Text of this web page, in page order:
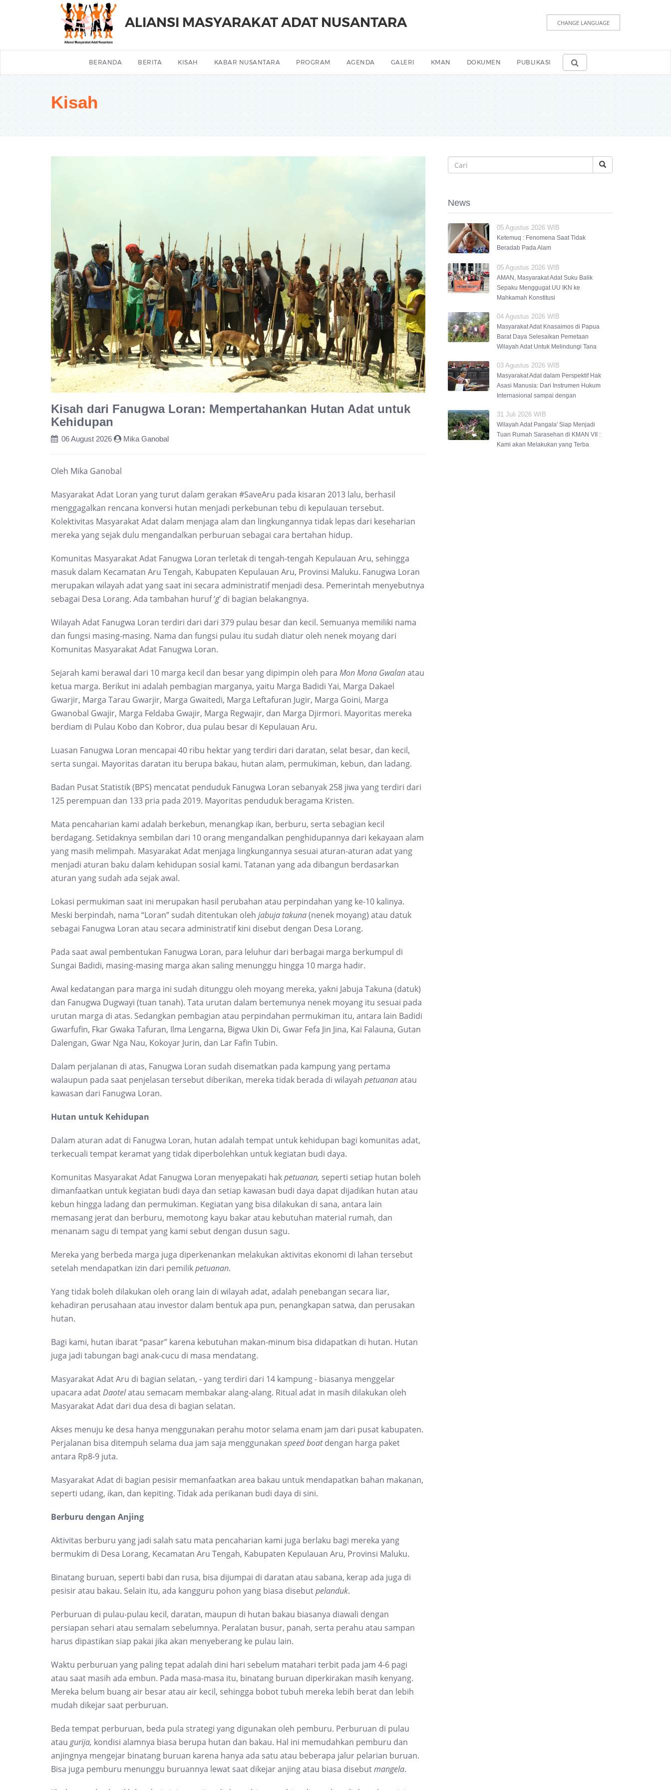
ALIANSI MASYARAKAT ADAT NUSANTARA CHANGE LANGUAGE
BERANDA BERITA KISAH KABAR NUSANTARA PROGRAM AGENDA GALERI KMAN DOKUMEN PUBLIKASI
Kisah
Kisah dari Fanugwa Loran: Mempertahankan Hutan Adat untuk
Kehidupan
06 August 2026 Mika Ganobal
Oleh Mika Ganobal
Masyarakat Adat Loran yang turut dalam gerakan #SaveAru pada kisaran 2013 lalu, berhasil
menggagalkan rencana konversi hutan menjadi perkebunan tebu di kepulauan tersebut.
Kolektivitas Masyarakat Adat dalam menjaga alam dan lingkungannya tidak lepas dari keseharian
mereka yang sejak dulu mengandalkan perburuan sebagai cara bertahan hidup.
Komunitas Masyarakat Adat Fanugwa Loran terletak di tengah-tengah Kepulauan Aru, sehingga
masuk dalam Kecamatan Aru Tengah, Kabupaten Kepulauan Aru, Provinsi Maluku. Fanugwa Loran
merupakan wilayah adat yang saat ini secara administratif menjadi desa. Pemerintah menyebutnya
sebagai Desa Lorang. Ada tambahan huruf ‘g’ di bagian belakangnya.
Wilayah Adat Fanugwa Loran terdiri dari dari 379 pulau besar dan kecil. Semuanya memiliki nama
dan fungsi masing-masing. Nama dan fungsi pulau itu sudah diatur oleh nenek moyang dari
Komunitas Masyarakat Adat Fanugwa Loran.
Sejarah kami berawal dari 10 marga kecil dan besar yang dipimpin oleh para Mon Mona Gwalanatau
ketua marga. Berikut ini adalah pembagian marganya, yaitu Marga Badidi Yai, Marga Dakael
Gwarjir, Marga Tarau Gwarjir, Marga Gwaitedi, Marga Leftafuran Jugir, Marga Goini, Marga
Gwanobal Gwajir, Marga Feldaba Gwajir, Marga Regwajir, dan Marga Djirmori. Mayoritas mereka
berdiam di Pulau Kobo dan Kobror, dua pulau besar di Kepulauan Aru.
Luasan Fanugwa Loran mencapai 40 ribu hektar yang terdiri dari daratan, selat besar, dan kecil,
serta sungai. Mayoritas daratan itu berupa bakau, hutan alam, permukiman, kebun, dan ladang.
Badan Pusat Statistik (BPS) mencatat penduduk Fanugwa Loran sebanyak 258 jiwa yang terdiri dari
125 perempuan dan 133 pria pada 2019. Mayoritas penduduk beragama Kristen.
Mata pencaharian kami adalah berkebun, menangkap ikan, berburu, serta sebagian kecil
berdagang. Setidaknya sembilan dari 10 orang mengandalkan penghidupannya dari kekayaan alam
yang masih melimpah. Masyarakat Adat menjaga lingkungannya sesuai aturan-aturan adat yang
menjadi aturan baku dalam kehidupan sosial kami. Tatanan yang ada dibangun berdasarkan
aturan yang sudah ada sejak awal.
Lokasi permukiman saat ini merupakan hasil perubahan atau perpindahan yang ke-10 kalinya.
Meski berpindah, nama “Loran” sudah ditentukan oleh jabuja takuna(nenek moyang) atau datuk
sebagai Fanugwa Loran atau secara administratif kini disebut dengan Desa Lorang.
Pada saat awal pembentukan Fanugwa Loran, para leluhur dari berbagai marga berkumpul di
Sungai Badidi, masing-masing marga akan saling menunggu hingga 10 marga hadir.
Awal kedatangan para marga ini sudah ditunggu oleh moyang mereka, yakni Jabuja Takuna (datuk)
dan Fanugwa Dugwayi (tuan tanah). Tata urutan dalam bertemunya nenek moyang itu sesuai pada
urutan marga di atas. Sedangkan pembagian atau perpindahan permukiman itu, antara lain Badidi
Gwarfufin, Fkar Gwaka Tafuran, Ilma Lengarna, Bigwa Ukin Di, Gwar Fefa Jin Jina, Kai Falauna, Gutan
Dalengan, Gwar Nga Nau, Kokoyar Jurin, dan Lar Fafin Tubin.
Dalam perjalanan di atas, Fanugwa Loran sudah disematkan pada kampung yang pertama
walaupun pada saat penjelasan tersebut diberikan, mereka tidak berada di wilayah petuananatau
kawasan dari Fanugwa Loran.
Hutan untuk Kehidupan
Dalam aturan adat di Fanugwa Loran, hutan adalah tempat untuk kehidupan bagi komunitas adat,
terkecuali tempat keramat yang tidak diperbolehkan untuk kegiatan budi daya.
Komunitas Masyarakat Adat Fanugwa Loran menyepakati hakpetuanan, seperti setiap hutan boleh
dimanfaatkan untuk kegiatan budi daya dan setiap kawasan budi daya dapat dijadikan hutan atau
kebun hingga ladang dan permukiman. Kegiatan yang bisa dilakukan di sana, antara lain
memasang jerat dan berburu, memotong kayu bakar atau kebutuhan material rumah, dan
menanam sagu di tempat yang kami sebut dengan dusun sagu.
Mereka yang berbeda marga juga diperkenankan melakukan aktivitas ekonomi di lahan tersebut
setelah mendapatkan izin dari pemilikpetuanan.
Yang tidak boleh dilakukan oleh orang lain di wilayah adat, adalah penebangan secara liar,
kehadiran perusahaan atau investor dalam bentuk apa pun, penangkapan satwa, dan perusakan
hutan.
Bagi kami, hutan ibarat “pasar” karena kebutuhan makan-minum bisa didapatkan di hutan. Hutan
juga jadi tabungan bagi anak-cucu di masa mendatang.
Masyarakat Adat Aru di bagian selatan, - yang terdiri dari 14 kampung - biasanya menggelar
upacara adatDaotelatau semacam membakar alang-alang. Ritual adat in masih dilakukan oleh
Masyarakat Adat dari dua desa di bagian selatan.
Akses menuju ke desa hanya menggunakan perahu motor selama enam jam dari pusat kabupaten.
Perjalanan bisa ditempuh selama dua jam saja menggunakan speed boatdengan harga paket
antara Rp8-9 juta.
Masyarakat Adat di bagian pesisir memanfaatkan area bakau untuk mendapatkan bahan makanan,
seperti udang, ikan, dan kepiting. Tidak ada perikanan budi daya di sini.
Berburu dengan Anjing
Aktivitas berburu yang jadi salah satu mata pencaharian kami juga berlaku bagi mereka yang
bermukim di Desa Lorang, Kecamatan Aru Tengah, Kabupaten Kepulauan Aru, Provinsi Maluku.
Binatang buruan, seperti babi dan rusa, bisa dijumpai di daratan atau sabana, kerap ada juga di
pesisir atau bakau. Selain itu, ada kangguru pohon yang biasa disebutpelanduk.
Perburuan di pulau-pulau kecil, daratan, maupun di hutan bakau biasanya diawali dengan
persiapan sehari atau semalam sebelumnya. Peralatan busur, panah, serta perahu atau sampan
harus dipastikan siap pakai jika akan menyeberang ke pulau lain.
Waktu perburuan yang paling tepat adalah dini hari sebelum matahari terbit pada jam 4-6 pagi
atau saat masih ada embun. Pada masa-masa itu, binatang buruan diperkirakan masih kenyang.
Mereka belum buang air besar atau air kecil, sehingga bobot tubuh mereka lebih berat dan lebih
mudah dikejar saat perburuan.
Beda tempat perburuan, beda pula strategi yang digunakan oleh pemburu. Perburuan di pulau
atau gurija, kondisi alamnya biasa berupa hutan dan bakau. Hal ini memudahkan pemburu dan
anjingnya mengejar binatang buruan karena hanya ada satu atau beberapa jalur pelarian buruan.
Bisa juga pemburu menunggu buruannya lewat saat dikejar anjing atau biasa disebutmangela.
News
05 Agustus 2026 WIB
Ketemuq : Fenomena Saat Tidak
Beradab Pada Alam
05 Agustus 2026 WIB
AMAN, Masyarakat Adat Suku Balik
Sepaku Menggugat UU IKN ke
Mahkamah Konstitusi
04 Agustus 2026 WIB
Masyarakat Adat Knasaimos di Papua
Barat Daya Selesaikan Pemetaan
Wilayah Adat Untuk Melindungi Tana
03 Agustus 2026 WIB
Masyarakat Adat dalam Perspektif Hak
Asasi Manusia: Dari Instrumen Hukum
Internasional sampai dengan
31 Juli 2026 WIB
Wilayah Adat Pangala' Siap Menjadi
Tuan Rumah Sarasehan di KMAN VII :
Kami akan Melakukan yang Terba